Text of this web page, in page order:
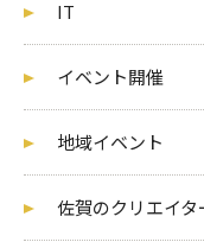
IT
イベント開催
地域イベント
佐賀のクリエイタ